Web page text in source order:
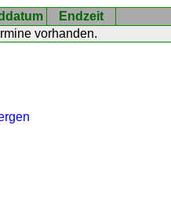
Endzeit
vorhanden.